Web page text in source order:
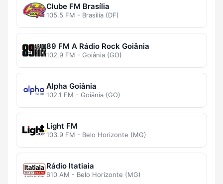
Clube FM Brasília
105.5 FM - Brasília (DF)
89 FM A Rádio Rock Goiânia
102.9 FM - Goiânia (GO)
Alpha Goiânia
102.1 FM - Goiânia (GO)
Light FM
103.9 FM - Belo Horizonte (MG)
Rádio Itatiaia
610 AM - Belo Horizonte (MG)